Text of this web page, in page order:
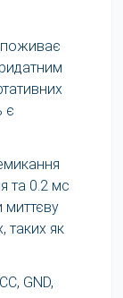
є
та 0.2 мс
миттєву
таких як
GND,